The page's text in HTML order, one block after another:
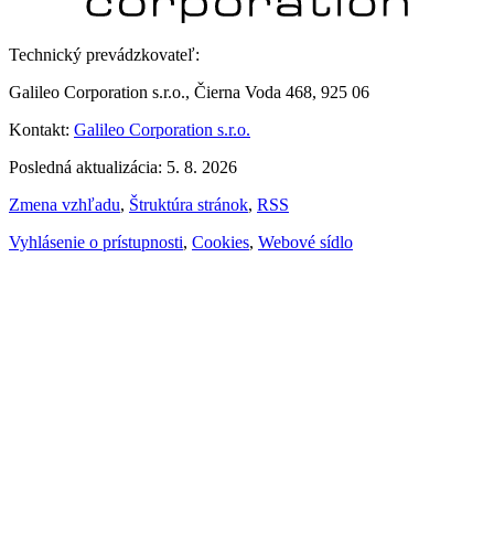
Technický prevádzkovateľ:
Galileo Corporation s.r.o., Čierna Voda 468, 925 06
Kontakt: Galileo Corporation s.r.o.
Posledná aktualizácia: 5. 8. 2026
Zmena vzhľadu, Štruktúra stránok, RSS
Vyhlásenie o prístupnosti, Cookies, Webové sídlo